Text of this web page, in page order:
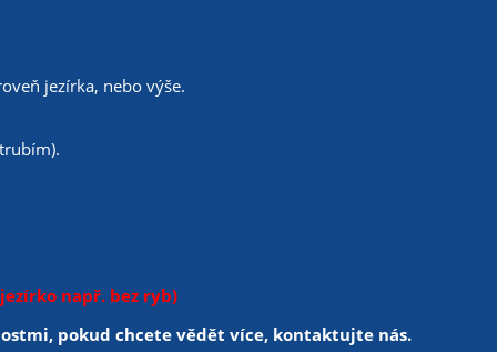
jezírka, nebo výše.
např. bez ryb)
pokud chcete vědět více, kontaktujte nás.